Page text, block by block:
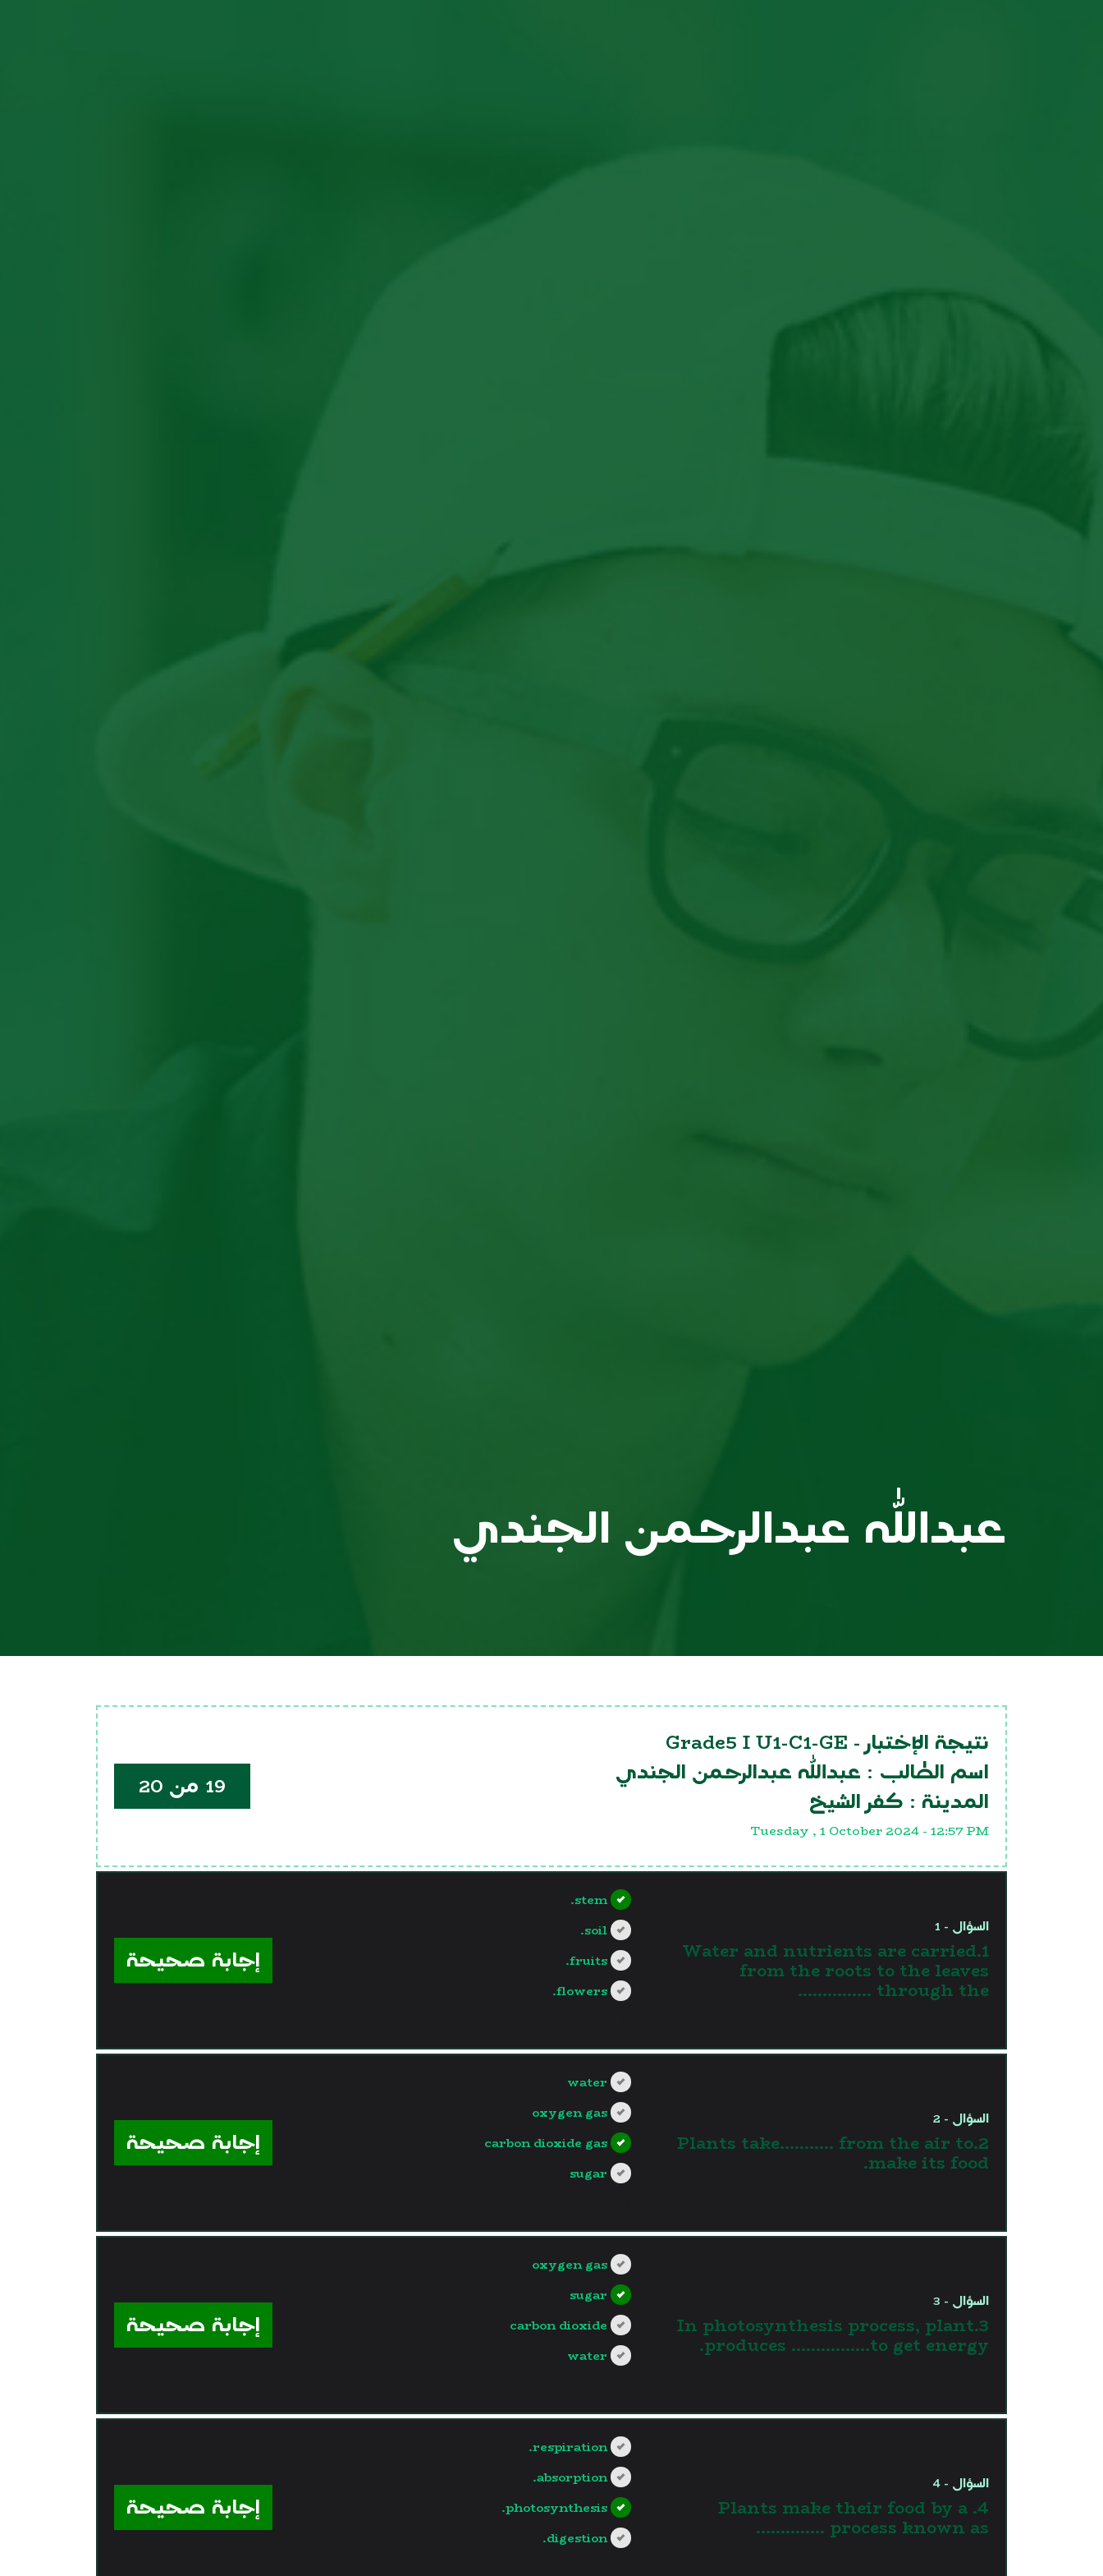
عبدالله عبدالرحمن الجندي
نتيجة الإختبار - Grade5 I U1-C1-GE
اسم الطالب : عبدالله عبدالرحمن الجندي
المدينة : كفر الشيخ
Tuesday , 1 October 2024 - 12:57 PM
19 من 20
السؤال - 1
1.Water and nutrients are carried
from the roots to the leaves
through the ……………
stem.
soil.
fruits.
flowers.
إجابة صحيحة
السؤال - 2
2.Plants take........... from the air to
make its food.
water
oxygen gas
carbon dioxide gas
sugar
إجابة صحيحة
السؤال - 3
3.In photosynthesis process, plant
produces …………….to get energy.
oxygen gas
sugar
carbon dioxide
water
إجابة صحيحة
السؤال - 4
4. Plants make their food by a
process known as …………..
respiration.
absorption.
photosynthesis.
digestion.
إجابة صحيحة